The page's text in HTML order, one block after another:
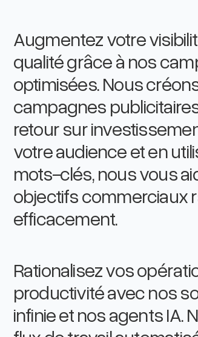
Augmentez votre
qualité grâce à nos
optimisées. Nous
campagnes
retour sur
votre audience et en
mots-clés, nous vous
objectifs commerciaux
efficacement.
Rationalisez vos
productivité avec nos
infinie et nos agents IA.